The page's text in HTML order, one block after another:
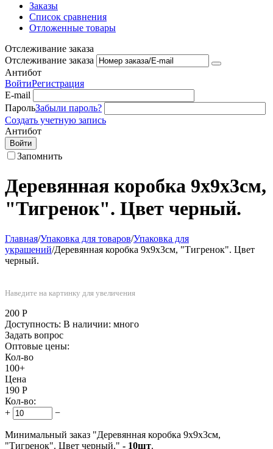
Заказы
Список сравнения
Отложенные товары
Отслеживание заказа
Отслеживание заказа
Антибот
ВойтиРегистрация
E-mail
ПарольЗабыли пароль?
Создать учетную запись
Антибот
Войти
Запомнить
Деревянная коробка 9х9х3см,
"Тигренок". Цвет черный.
Главная/Упаковка для товаров/Упаковка для
украшений/Деревянная коробка 9х9х3см, "Тигренок". Цвет
черный.
Наведите на картинку для увеличения
200 Р
Доступность: В наличии: много
Задать вопрос
Оптовые цены:
Кол-во
100+
Цена
190 Р
Кол-во:
+
−
Минимальный заказ "Деревянная коробка 9х9х3см,
"Тигренок". Цвет черный." - 10шт.